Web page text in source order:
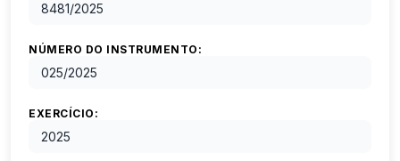
8481/2025
NÚMERO DO INSTRUMENTO:
025/2025
EXERCÍCIO:
2025